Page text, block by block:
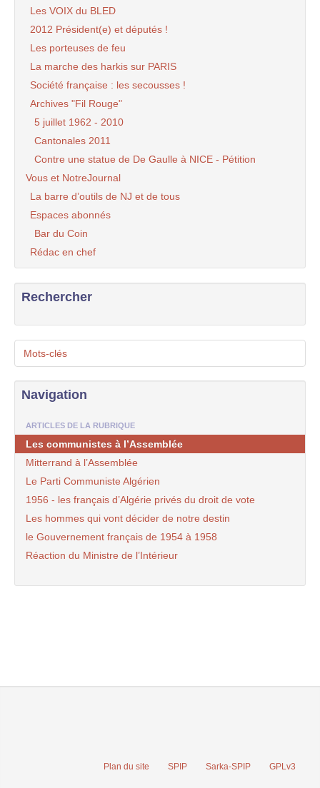
Les VOIX du BLED
2012 Président(e) et députés !
Les porteuses de feu
La marche des harkis sur PARIS
Société française : les secousses !
Archives "Fil Rouge"
5 juillet 1962 - 2010
Cantonales 2011
Contre une statue de De Gaulle à NICE - Pétition
Vous et NotreJournal
La barre d’outils de NJ et de tous
Espaces abonnés
Bar du Coin
Rédac en chef
Rechercher
Mots-clés
Navigation
ARTICLES DE LA RUBRIQUE
Les communistes à l’Assemblée
Mitterrand à l’Assemblée
Le Parti Communiste Algérien
1956 - les français d’Algérie privés du droit de vote
Les hommes qui vont décider de notre destin
le Gouvernement français de 1954 à 1958
Réaction du Ministre de l’Intérieur
Plan du site SPIP Sarka-SPIP GPLv3